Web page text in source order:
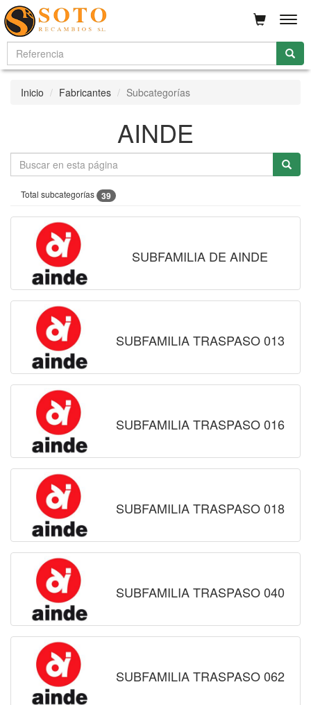
Inicio Fabricantes Subcategorías
AINDE
Total subcategorías 39
SUBFAMILIA DE AINDE
SUBFAMILIA TRASPASO 013
SUBFAMILIA TRASPASO 016
SUBFAMILIA TRASPASO 018
SUBFAMILIA TRASPASO 040
SUBFAMILIA TRASPASO 062